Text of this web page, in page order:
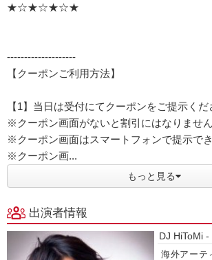
★☆★☆★☆★
--------------------
【クーポンご利用方法】
【1】当日は受付にてクーポンをご提示くだ
※クーポン画面がないと割引にはなりません
※クーポン画面はスマートフォンで提示で
※クーポン画...
もっと見る
出演者情報
DJ HiToMi -
海外アーテ